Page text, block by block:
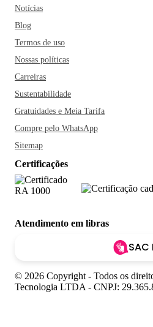
Notícias
Blog
Termos de uso
Nossas políticas
Carreiras
Sustentabilidade
Gratuidades e Meia Tarifa
Compre pelo WhatsApp
Sitemap
Certificações
Atendimento em libras
SAC
© 2026 Copyright - Todos os
Tecnologia LTDA - CNPJ: